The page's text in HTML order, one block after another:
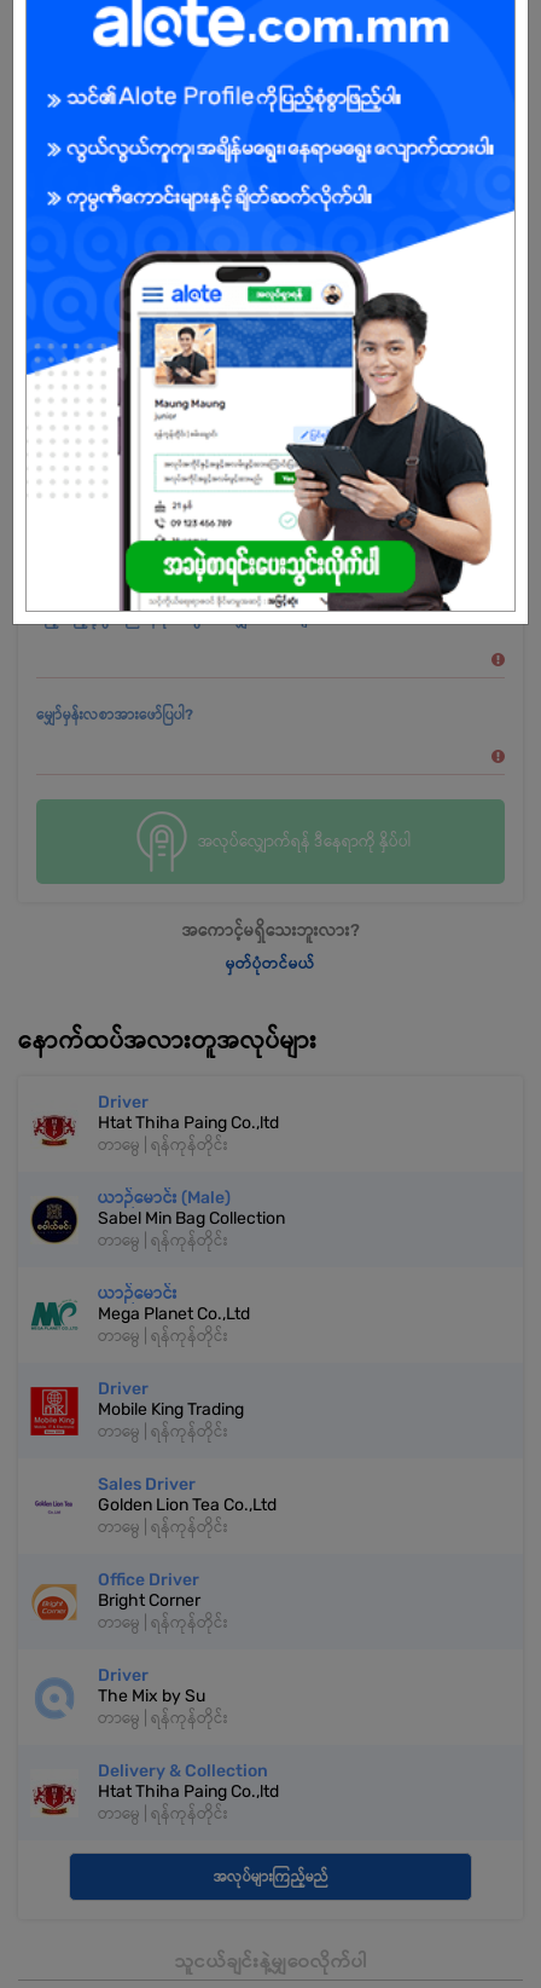
အခွင့်အရေးရှိသူ : ကျား
ယာဥ်မောင်းအတွေ့အကြုံဖြင့် ဘယ်လောက်လုပ်ခဲ့ဖူးသလဲ? YES NO
ကားမောင်းလိုင်စင်ကိုင်ဆောင်ထားသော အမျိုးအစားအားဖော်ပြပါ။
မျှော်မှန်းလစာအားဖော်ပြပါ?
အလုပ်လျှောက်ရန် ဒီနေရာကို နှိပ်ပါ
အကောင့်မရှိသေးဘူးလား?
မှတ်ပုံတင်မယ်
နောက်ထပ်အလားတူအလုပ်များ
Driver
Htat Thiha Paing Co.,ltd
တာမွေ | ရန်ကုန်တိုင်း
ယာဉ်မောင်း (Male)
Sabel Min Bag Collection
တာမွေ | ရန်ကုန်တိုင်း
ယာဉ်မောင်း
Mega Planet Co.,Ltd
တာမွေ | ရန်ကုန်တိုင်း
Driver
Mobile King Trading
တာမွေ | ရန်ကုန်တိုင်း
Sales Driver
Golden Lion Tea Co.,Ltd
တာမွေ | ရန်ကုန်တိုင်း
Office Driver
Bright Corner
တာမွေ | ရန်ကုန်တိုင်း
Driver
The Mix by Su
တာမွေ | ရန်ကုန်တိုင်း
Delivery & Collection
Htat Thiha Paing Co.,ltd
တာမွေ | ရန်ကုန်တိုင်း
အလုပ်များကြည့်မည်
သူငယ်ချင်းနဲ့မျှဝေလိုက်ပါ